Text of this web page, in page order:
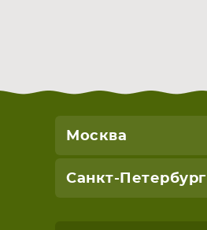
Москва
Санкт-Петербург